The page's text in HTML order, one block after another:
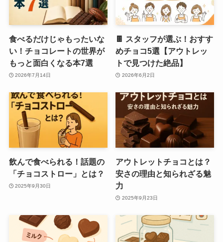
食べるだけじゃもったいな
い！チョコレートの世界が
もっと面白くなる本7選
2026年7月14日
🍫 スタッフが選ぶ！おすす
めチョコ5選【アウトレッ
トで見つけた絶品】
2026年6月2日
飲んで食べられる！話題の
「チョコストロー」とは？
2025年9月30日
アウトレットチョコとは？
安さの理由と知られざる魅
力
2025年9月23日